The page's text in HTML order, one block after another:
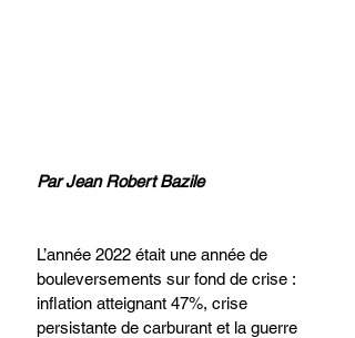
Par Jean Robert Bazile
L’année 2022 était une année de
bouleversements sur fond de crise :
inflation atteignant 47%, crise
persistante de carburant et la guerre